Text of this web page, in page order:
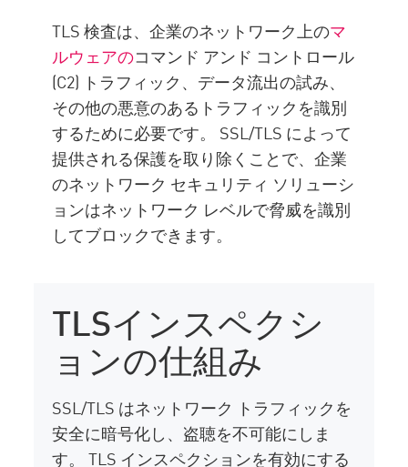
TLS 検査は、企業のネットワーク上のマ
ルウェアのコマンド アンド コントロール
(C2) トラフィック、データ流出の試み、
その他の悪意のあるトラフィックを識別
するために必要です。 SSL/TLS によって
提供される保護を取り除くことで、企業
のネットワーク セキュリティ ソリューシ
ョンはネットワーク レベルで脅威を識別
してブロックできます。
TLSインスペクシ
ョンの仕組み
SSL/TLS はネットワーク トラフィックを
安全に暗号化し、盗聴を不可能にしま
す。 TLS インスペクションを有効にする